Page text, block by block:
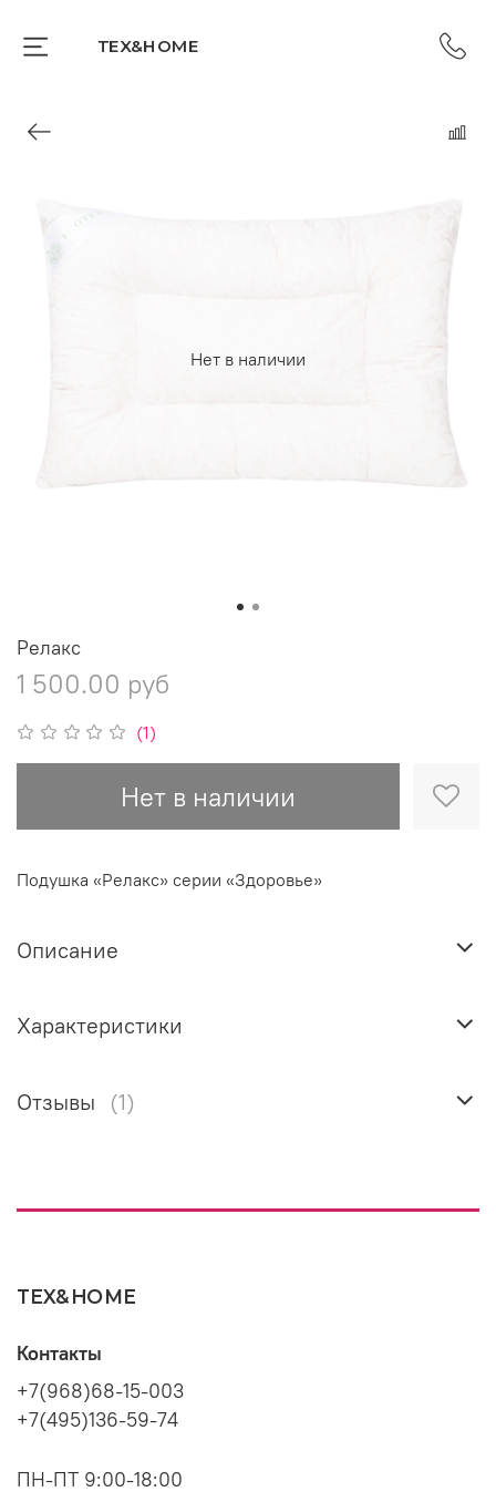
TEX&HOME
Нет в наличии
(1)
Релакс
1 500.00 руб
Нет в наличии
Подушка «Релакс» серии «Здоровье»
Описание
Характеристики
Отзывы (1)
TEX&HOME
Контакты
+7(968)68-15-003
+7(495)136-59-74
ПН-ПТ 9:00-18:00